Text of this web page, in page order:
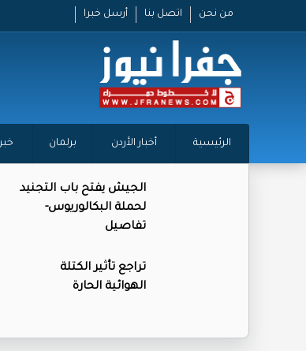
من نحن اتصل بنا أرسل خبرا
الرئيسية أخبار الأردن برلمان
الجيش يفتح باب التجنيد
لحملة البكالوريوس-
تفاصيل
تراجع تأثير الكتلة
الهوائية الحارة